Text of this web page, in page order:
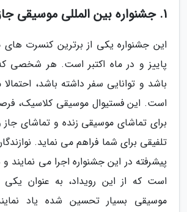
1. جشنواره بین المللی موسیقی جاز
این جشنواره یکی از برترین کنسرت
پاییز و در ماه اکتبر است. هر شخصی
باشد و توانایی سفر داشته باشد، احتمالا
است. این فستیوال موسیقی کلاسیک،
برای تماشای موسیقی زنده و تماشای جاز
تلفیقی برای شما فراهم می نماید.
پیشرفته در این جشنواره اجرا می
است که از این رویداد، به عنوان یکی
موسیقی بسیار تحسین شده یاد